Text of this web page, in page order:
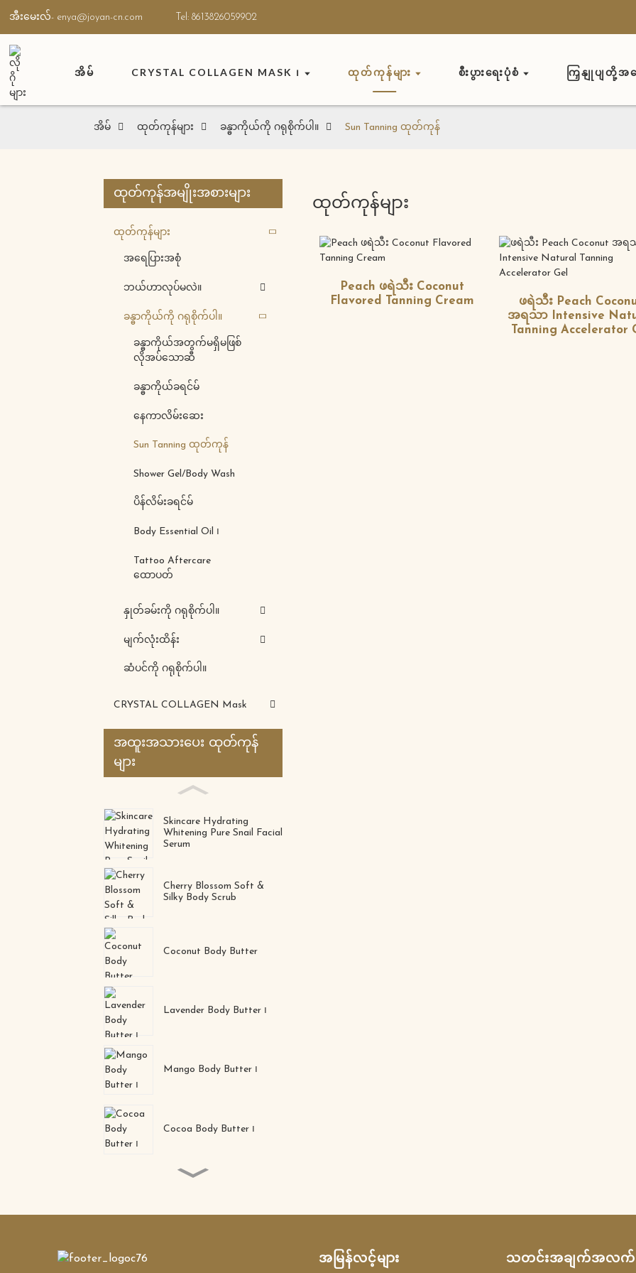
အီးမေးလ်- enya@joyan-cn.com Tel: 8613826059902
အိမ် CRYSTAL COLLAGEN MASK ၊ ထုတ်ကုန်များ စီးပွားရေးပုံစံ ကြှနျုပျတို့အကွ
အိမ် ထုတ်ကုန်များ ခန္ဓာကိုယ်ကို ဂရုစိုက်ပါ။ Sun Tanning ထုတ်ကုန်
ထုတ်ကုန်အမျိုးအစားများ
ထုတ်ကုန်များ
အရေပြားအစုံ
ဘယ်ဟာလုပ်မလဲ။
ခန္ဓာကိုယ်ကို ဂရုစိုက်ပါ။
ခန္ဓာကိုယ်အတွက်မရှိမဖြစ်
လိုအပ်သောဆီ
ခန္ဓာကိုယ်ခရင်မ်
နေကာလိမ်းဆေး
Sun Tanning ထုတ်ကုန်
Shower Gel/Body Wash
ပိန်လိမ်းခရင်မ်
Body Essential Oil ၊
Tattoo Aftercare
ထောပတ်
နှုတ်ခမ်းကို ဂရုစိုက်ပါ။
မျက်လုံးထိန်း
ဆံပင်ကို ဂရုစိုက်ပါ။
CRYSTAL COLLAGEN Mask
အထူးအသားပေး ထုတ်ကုန်
များ
Skincare Hydrating
Whitening Pure Snail Facial
Serum
Cherry Blossom Soft &
Silky Body Scrub
Coconut Body Butter
Lavender Body Butter ၊
Mango Body Butter ၊
Cocoa Body Butter ၊
အစိုဓာတ်ထိန်းနိုင်သော အ
ထုတ်ကုန်များ
Peach ဖရဲသီး Coconut
Flavored Tanning Cream
ဖရဲသီး Peach
အရသာ Intensive
Tanning Accelerator
အမြန်လင့်များ သတင်းအချက်အလက်